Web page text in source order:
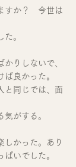
すか？　今世は
。
りしないで、
ば良かった。
と同じでは、面
気がする。
しかった。あり
ぱいでした。